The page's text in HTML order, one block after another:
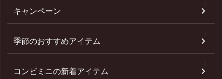
キャンペーン
季節のおすすめアイテム
コンビミニの新着アイテム